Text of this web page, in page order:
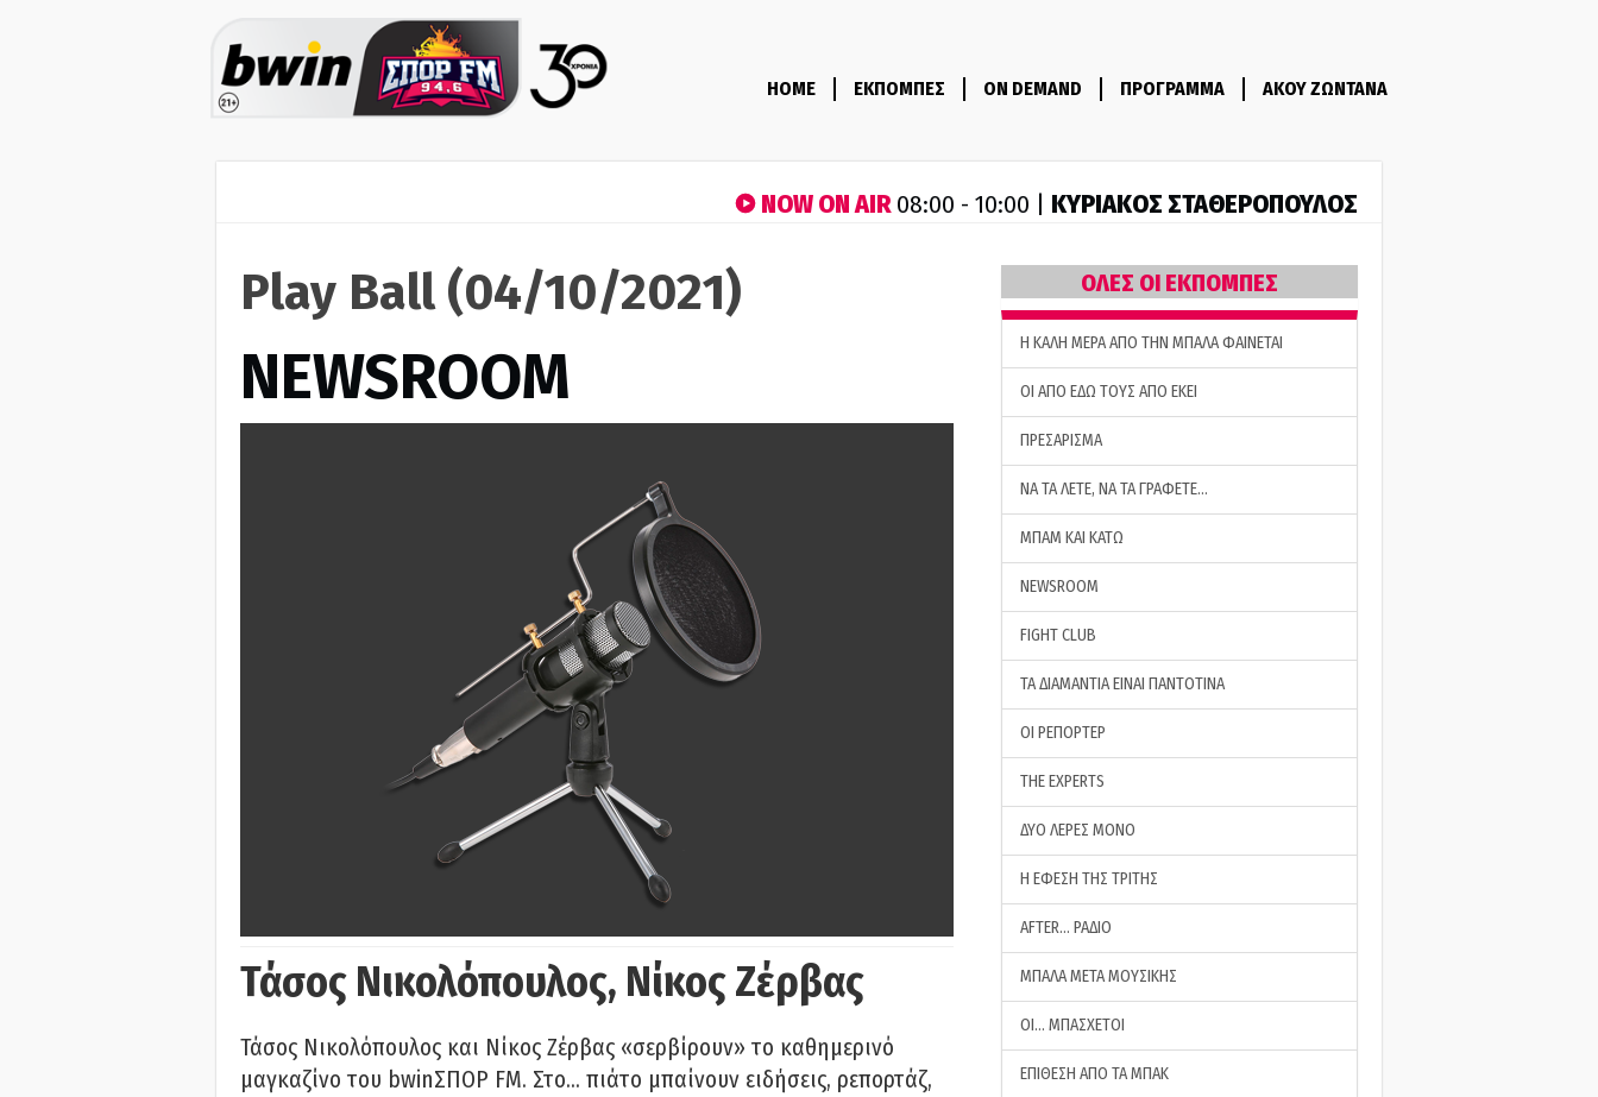
HOME ΕΚΠΟΜΠΕΣ ON DEMAND ΠΡΟΓΡΑΜΜΑ ΑΚΟΥ ΖΩΝΤΑΝΑ
NOW ON AIR08:00 - 10:00 | ΚΥΡΙΑΚΟΣ ΣΤΑΘΕΡΟΠΟΥΛΟΣ
Play Ball (04/10/2021)
NEWSROOM
Τάσος Νικολόπουλος, Νίκος Ζέρβας
Τάσος Νικολόπουλος και Νίκος Ζέρβας «σερβίρουν» το καθημερινό
μαγκαζίνο του bwinΣΠΟΡ FM. Στο… πιάτο μπαίνουν ειδήσεις, ρεπορτάζ,
ΟΛΕΣ ΟΙ ΕΚΠΟΜΠΕΣ
H ΚΑΛΗ ΜΕΡΑ ΑΠΟ ΤΗΝ ΜΠΑΛΑ ΦΑΙΝΕΤΑΙ
ΟΙ ΑΠΟ ΕΔΩ ΤΟΥΣ ΑΠΟ ΕΚΕΙ
ΠΡΕΣΑΡΙΣΜΑ
ΝΑ ΤΑ ΛΕΤΕ, ΝΑ ΤΑ ΓΡΑΦΕΤΕ…
ΜΠΑΜ ΚΑΙ ΚΑΤΩ
NEWSROOM
FIGHT CLUB
ΤΑ ΔΙΑΜΑΝΤΙΑ ΕΙΝΑΙ ΠΑΝΤΟΤΙΝΑ
ΟΙ ΡΕΠΟΡΤΕΡ
THE EXPERTS
ΔΥΟ ΛΕΡΕΣ ΜΟΝΟ
Η ΕΦΕΣΗ ΤΗΣ ΤΡΙΤΗΣ
AFTER… ΡΑΔΙΟ
ΜΠΑΛΑ ΜΕΤΑ ΜΟΥΣΙΚΗΣ
ΟΙ… ΜΠΑΣΧΕΤΟΙ
ΕΠΙΘΕΣΗ ΑΠΟ ΤΑ ΜΠΑΚ